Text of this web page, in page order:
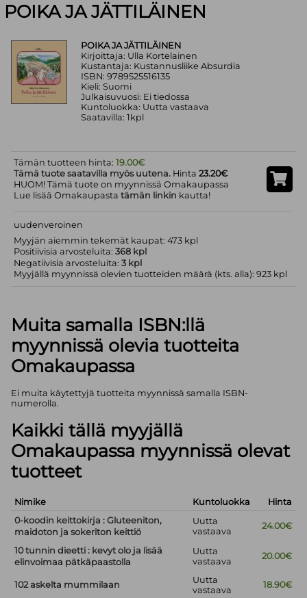
POIKA JA JÄTTILÄINEN
POIKA JA JÄTTILÄINEN
Kirjoittaja: Ulla Kortelainen
Kustantaja: Kustannusliike Absurdia
ISBN: 9789525516135
Kieli: Suomi
Julkaisuvuosi: Ei tiedossa
Kuntoluokka: Uutta vastaava
Saatavilla: 1kpl
Tämän tuotteen hinta:19.00€
Tämä tuote saatavilla myös uutena. Hinta23.20€
HUOM! Tämä tuote on myynnissä Omakaupassa
Lue lisää Omakaupastatämän linkin kautta!
uudenveroinen
Myyjän aiemmin tekemät kaupat: 473 kpl
Positiivisia arvosteluita:368 kpl
Negatiivisia arvosteluita:3 kpl
Myyjällä myynnissä olevien tuotteiden määrä (kts. alla): 923 kpl
Muita samalla ISBN:llä
myynnissä olevia tuotteita
Omakaupassa
Ei muita käytettyjä tuotteita myynnissä samalla ISBN-
numerolla.
Kaikki tällä myyjällä
Omakaupassa myynnissä olevat
tuotteet
Nimike Kuntoluokka
Hinta
0-koodin keittokirja : Gluteeniton,
maidoton ja sokeriton keittiö
Uutta
vastaava
24.00€
10 tunnin dieetti : kevyt olo ja lisää
elinvoimaa pätkäpaastolla
Uutta
vastaava
20.00€
102 askelta mummilaan
Uutta
vastaava
18.90€